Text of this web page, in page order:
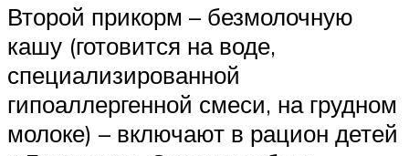
Второй прикорм – безмолочную
кашу (готовится на воде,
специализированной
гипоаллергенной смеси, на грудном
молоке) – включают в рацион детей